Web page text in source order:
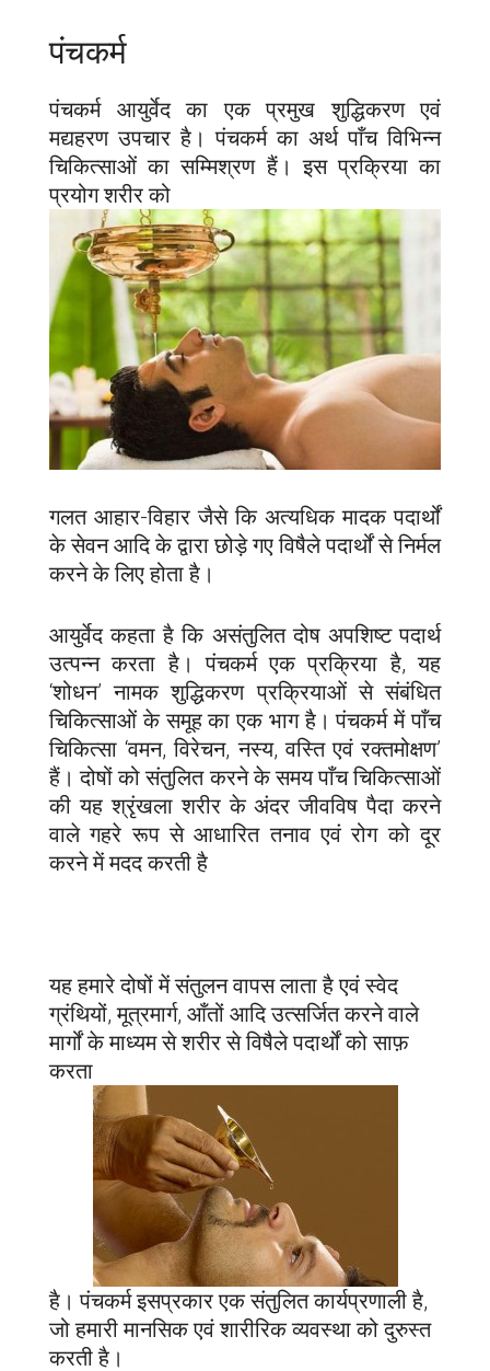
पंचकर्म
पंचकर्म आयुर्वेद का एक प्रमुख शुद्धिकरण एवं
मद्यहरण उपचार है। पंचकर्म का अर्थ पाँच विभिन्न
चिकित्साओं का सम्मिश्रण हैं। इस प्रक्रिया का
प्रयोग शरीर को
गलत आहार-विहार जैसे कि अत्यधिक मादक पदार्थों
के सेवन आदि के द्वारा छोड़े गए विषैले पदार्थों से निर्मल
करने के लिए होता है।
आयुर्वेद कहता है कि असंतुलित दोष अपशिष्ट पदार्थ
उत्पन्न करता है। पंचकर्म एक प्रक्रिया है, यह
‘शोधन’ नामक शुद्धिकरण प्रक्रियाओं से संबंधित
चिकित्साओं के समूह का एक भाग है। पंचकर्म में पाँच
चिकित्सा ‘वमन, विरेचन, नस्य, वस्ति एवं रक्तमोक्षण’
हैं। दोषों को संतुलित करने के समय पाँच चिकित्साओं
की यह श्रृंखला शरीर के अंदर जीवविष पैदा करने
वाले गहरे रूप से आधारित तनाव एवं रोग को दूर
करने में मदद करती है
यह हमारे दोषों में संतुलन वापस लाता है एवं स्वेद
ग्रंथियों, मूत्रमार्ग, आँतों आदि उत्सर्जित करने वाले
मार्गों के माध्यम से शरीर से विषैले पदार्थों को साफ़
करता
है। पंचकर्म इसप्रकार एक संतुलित कार्यप्रणाली है,
जो हमारी मानसिक एवं शारीरिक व्यवस्था को दुरुस्त
करती है।